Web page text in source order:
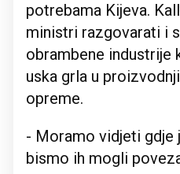
potrebama Kijeva.
ministri razgovarati i
obrambene industrije
uska grla u
opreme.
- Moramo vidjeti gdje
bismo ih mogli